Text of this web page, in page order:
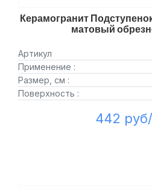
Керамогранит
матовый
Артикул
Применение :
Размер, см :
Поверхность :
442